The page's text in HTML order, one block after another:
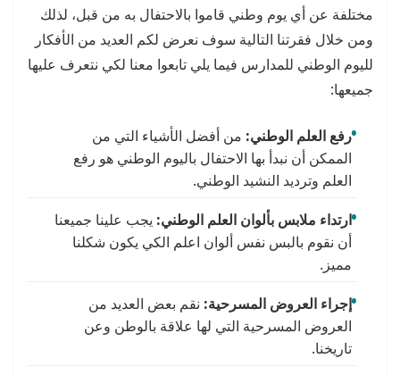
مختلفة عن أي يوم وطني قاموا بالاحتفال به من قبل، لذلك
ومن خلال فقرتنا التالية سوف نعرض لكم العديد من الأفكار
لليوم الوطني للمدارس فيما يلي تابعوا معنا لكي نتعرف عليها
جميعها:
رفع العلم الوطني: من أفضل الأشياء التي من
الممكن أن نبدأ بها الاحتفال باليوم الوطني هو رفع
العلم وترديد النشيد الوطني.
ارتداء ملابس بألوان العلم الوطني: يجب علينا جميعنا
أن نقوم بالبس نفس ألوان اعلم الكي يكون شكلنا
مميز.
إجراء العروض المسرحية: نقم بعض العديد من
العروض المسرحية التي لها علاقة بالوطن وعن
تاريخنا.